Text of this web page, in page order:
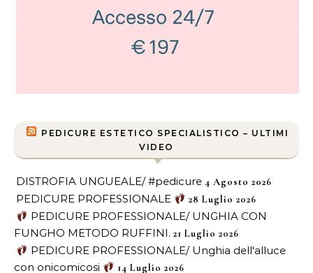
PEDICURE ESTETICO SPECIALISTICO – ULTIMI
VIDEO
DISTROFIA UNGUEALE/ #pedicure 4 Agosto 2026
PEDICURE PROFESSIONALE 28 Luglio 2026
PEDICURE PROFESSIONALE/ UNGHIA CON
FUNGHO METODO RUFFINI. 21 Luglio 2026
PEDICURE PROFESSIONALE/ Unghia dell'alluce
con onicomicosi
14 Luglio 2026